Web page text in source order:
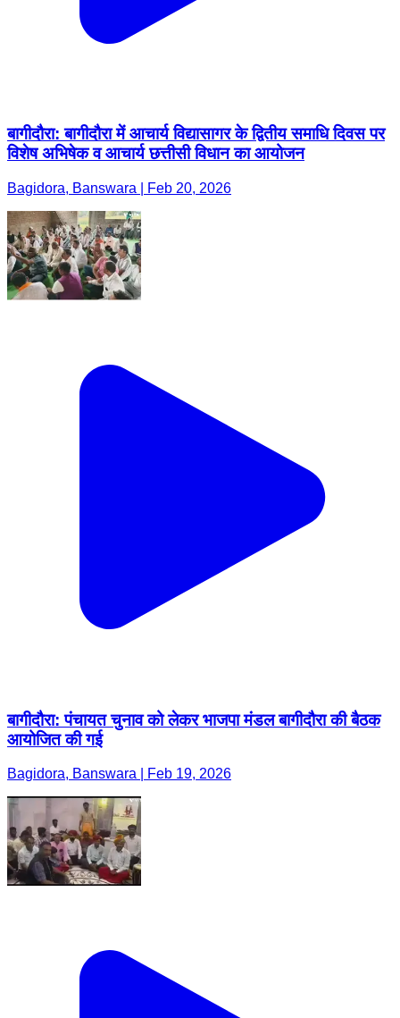
बागीदौरा: बागीदौरा में आचार्य विद्यासागर के द्वितीय समाधि दिवस पर
विशेष अभिषेक व आचार्य छत्तीसी विधान का आयोजन
Bagidora, Banswara | Feb 20, 2026
बागीदौरा: पंचायत चुनाव को लेकर भाजपा मंडल बागीदौरा की बैठक
आयोजित की गई
Bagidora, Banswara | Feb 19, 2026